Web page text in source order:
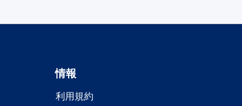
情報
利用規約